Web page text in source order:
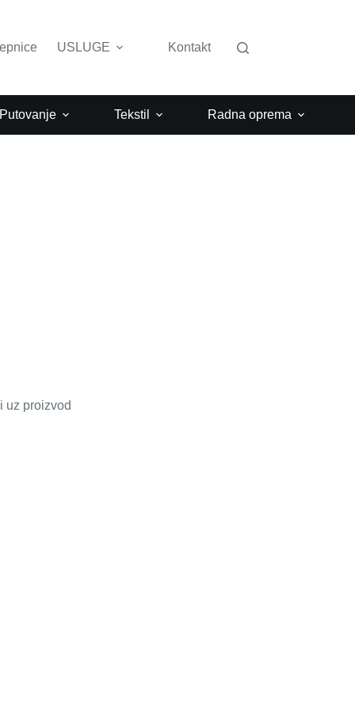
USLUGE Kontakt
Tekstil Radna oprema
uz proizvod